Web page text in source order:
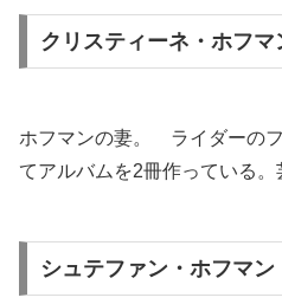
クリスティーネ・ホフマ
ホフマンの妻。 ライダーの
てアルバムを2冊作っている。
シュテファン・ホフマン